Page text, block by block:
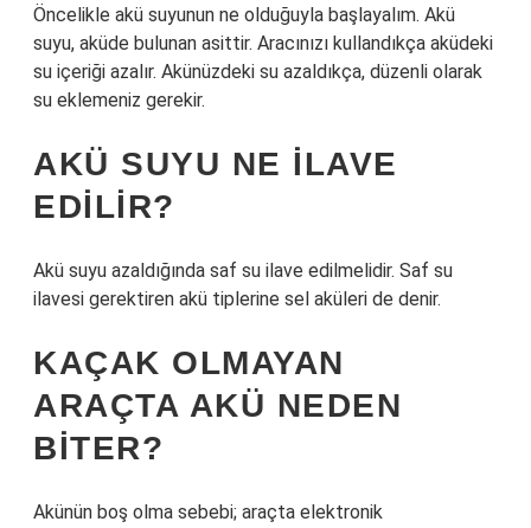
Öncelikle akü suyunun ne olduğuyla başlayalım. Akü
suyu, aküde bulunan asittir. Aracınızı kullandıkça aküdeki
su içeriği azalır. Akünüzdeki su azaldıkça, düzenli olarak
su eklemeniz gerekir.
AKÜ SUYU NE ILAVE
EDILIR?
Akü suyu azaldığında saf su ilave edilmelidir. Saf su
ilavesi gerektiren akü tiplerine sel aküleri de denir.
KAÇAK OLMAYAN
ARAÇTA AKÜ NEDEN
BITER?
Akünün boş olma sebebi; araçta elektronik